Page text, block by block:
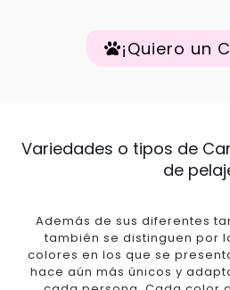
¡Quiero un
Variedades o tipos de
de
Además de sus diferentes
también se distinguen por
colores en los que se
hace aún más únicos y